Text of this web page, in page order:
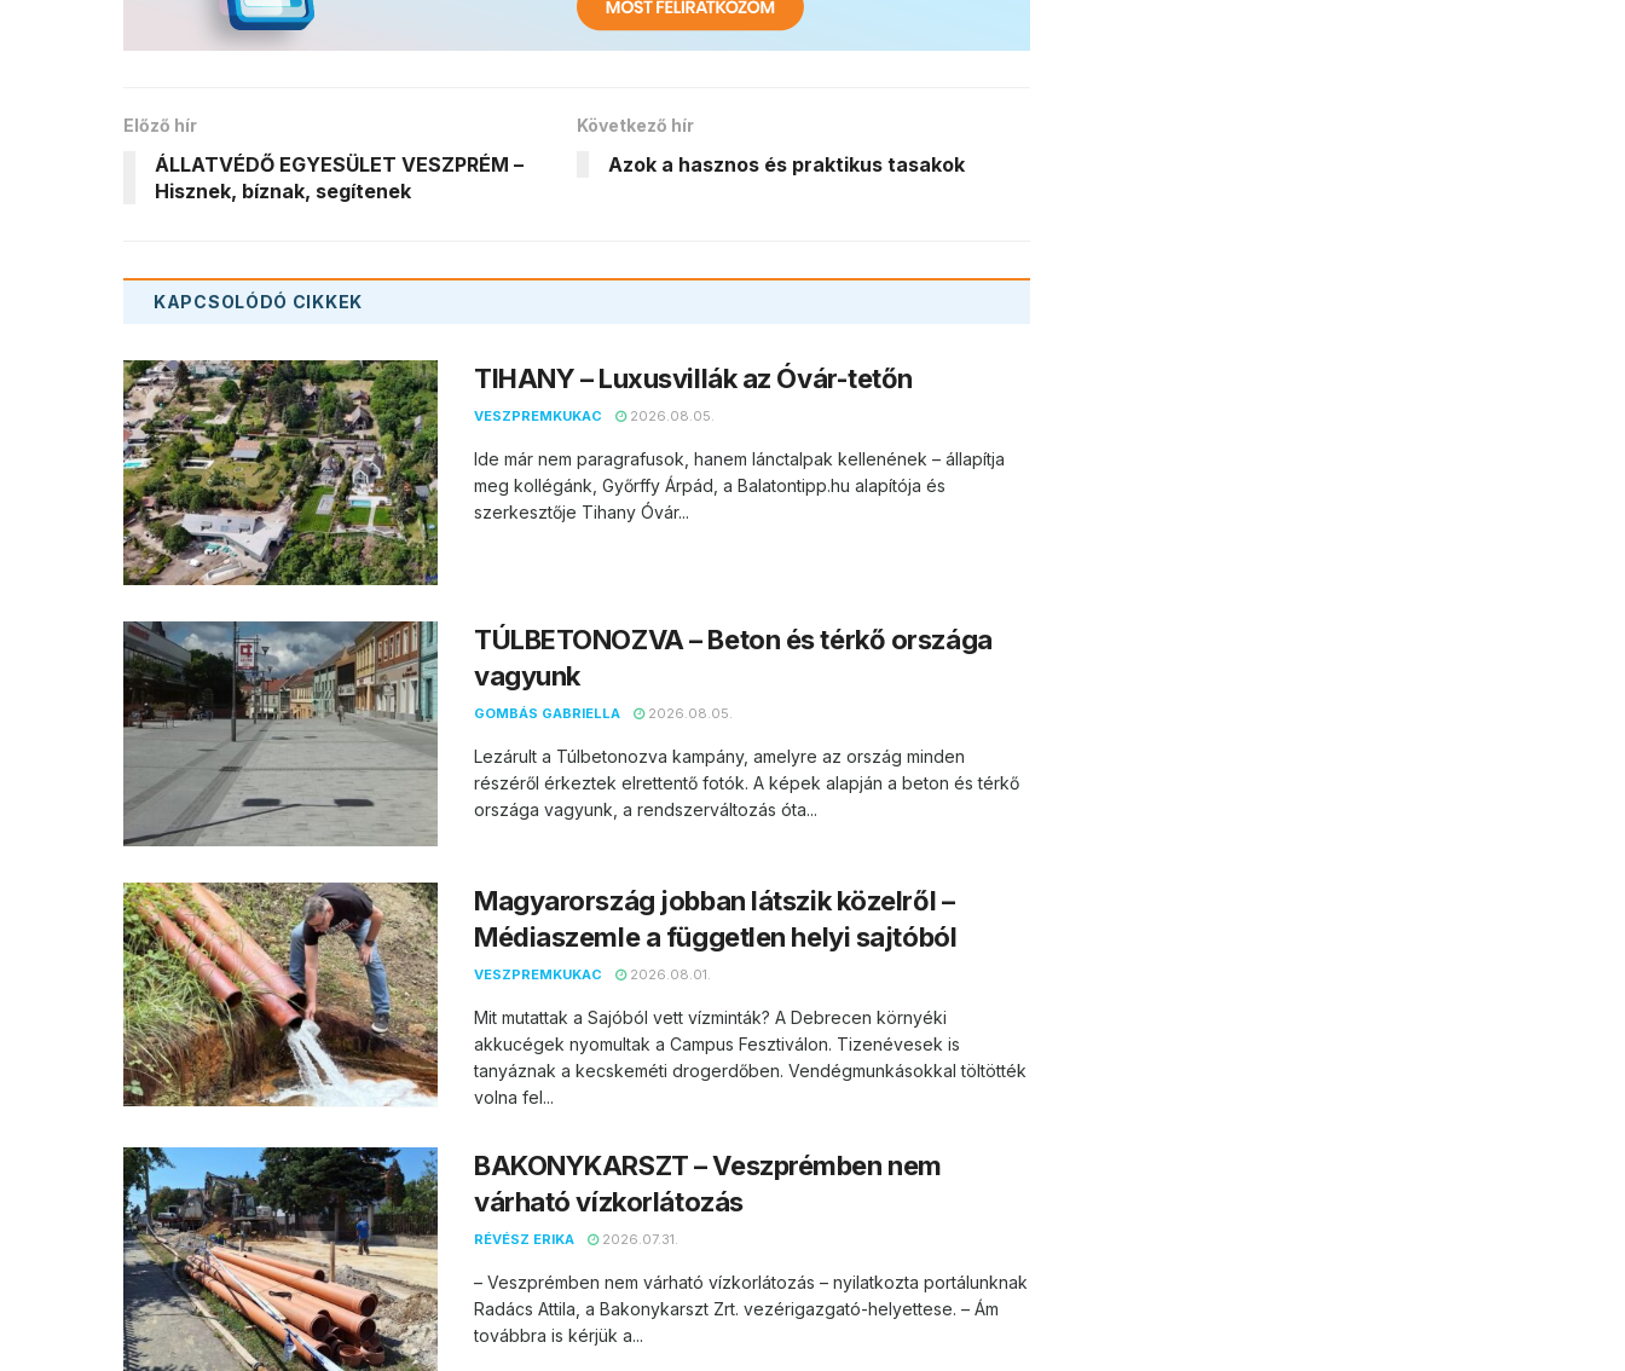
Előző hír
ÁLLATVÉDŐ EGYESÜLET VESZPRÉM –
Hisznek, bíznak, segítenek
Következő hír
Azok a hasznos és praktikus tasakok
KAPCSOLÓDÓ CIKKEK
TIHANY – Luxusvillák az Óvár-tetőn
VESZPREMKUKAC 2026.08.05.
Ide már nem paragrafusok, hanem lánctalpak kellenének – állapítja
meg kollégánk, Győrffy Árpád, a Balatontipp.hu alapítója és
szerkesztője Tihany Óvár...
TÚLBETONOZVA – Beton és térkő országa
vagyunk
GOMBÁS GABRIELLA 2026.08.05.
Lezárult a Túlbetonozva kampány, amelyre az ország minden
részéről érkeztek elrettentő fotók. A képek alapján a beton és térkő
országa vagyunk, a rendszerváltozás óta...
Magyarország jobban látszik közelről –
Médiaszemle a független helyi sajtóból
VESZPREMKUKAC 2026.08.01.
Mit mutattak a Sajóból vett vízminták? A Debrecen környéki
akkucégek nyomultak a Campus Fesztiválon. Tizenévesek is
tanyáznak a kecskeméti drogerdőben. Vendégmunkásokkal töltötték
volna fel...
BAKONYKARSZT – Veszprémben nem
várható vízkorlátozás
RÉVÉSZ ERIKA 2026.07.31.
– Veszprémben nem várható vízkorlátozás – nyilatkozta portálunknak
Radács Attila, a Bakonykarszt Zrt. vezérigazgató-helyettese. – Ám
továbbra is kérjük a...